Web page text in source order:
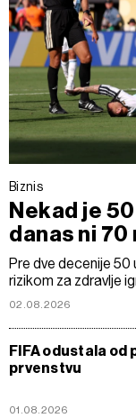
Biznis
Nekad je
danas ni 70
Pre dve decenije
rizikom za zdravlje
02.08.2026
FIFA odustala od
prvenstvu
01.08.2026